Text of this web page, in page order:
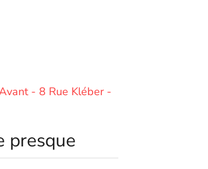
- 8 Rue Kléber -
presque